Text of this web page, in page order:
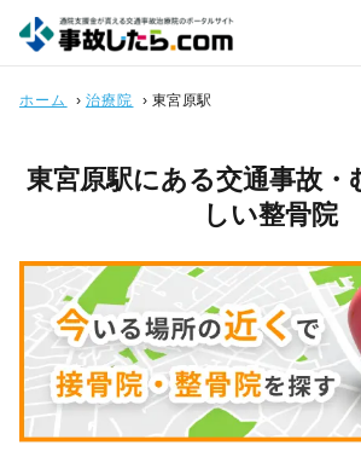
ホーム › 治療院 › 東宮原駅
東宮原駅にある交通事故・
しい整骨院